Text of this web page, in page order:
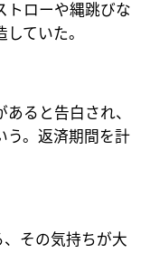
トローや縄跳びな
ていた。
ると告白され、
う。返済期間を計
、その気持ちが大